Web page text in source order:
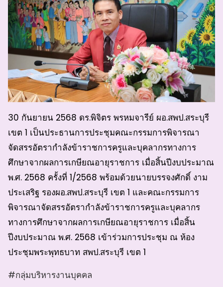
30 กันยายน 2568 ดร.พิจิตร พรหมจารีย์ ผอ.สพป.สระบุรี
เขต 1 เป็นประธานการประชุมคณะกรรมการพิจารณา
จัดสรรอัตรากำลังข้าราชการครูและบุคลากรทางการ
ศึกษาจากผลการเกษียณอายุราชการ เมื่อสิ้นปีงบประมาณ
พ.ศ. 2568 ครั้งที่ 1/2568 พร้อมด้วยนายบรรจงศักดิ์ งาม
ประเสริฐ รองผอ.สพป.สระบุรี เขต 1 และคณะกรรมการ
พิจารณาจัดสรรอัตรากำลังข้าราชการครูและบุคลากร
ทางการศึกษาจากผลการเกษียณอายุราชการ เมื่อสิ้น
ปีงบประมาณ พ.ศ. 2568 เข้าร่วมการประชุม ณ ห้อง
ประชุมพระพุทธบาท สพป.สระบุรี เขต 1
#กลุ่มบริหารงานบุคคล